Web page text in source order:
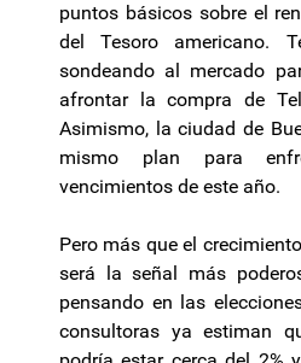
puntos básicos sobre el
del Tesoro americano.
sondeando al mercado
afrontar la compra de
Asimismo, la ciudad de
mismo plan para
vencimientos de este año.
Pero más que el
será la señal más
pensando en las
consultoras ya estiman